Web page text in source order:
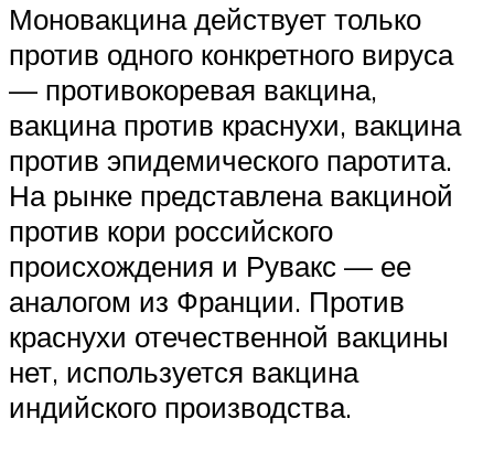
Моновакцина действует только
против одного конкретного вируса
— противокоревая вакцина,
вакцина против краснухи, вакцина
против эпидемического паротита.
На рынке представлена вакциной
против кори российского
происхождения и Рувакс — ее
аналогом из Франции. Против
краснухи отечественной вакцины
нет, используется вакцина
индийского производства.